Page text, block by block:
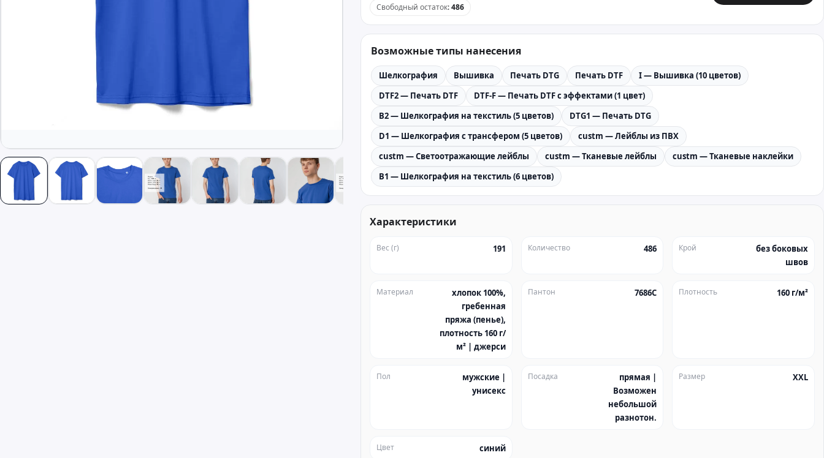
Свободный остаток:486
Возможные типы нанесения
Шелкография Вышивка Печать DTG Печать DTF
I — Вышивка (10 цветов)
DTF2 — Печать DTF
DTF-F — Печать DTF с эффектами (1 цвет)
B2 — Шелкография на текстиль (5 цветов)
DTG1 — Печать DTG
D1 — Шелкография с трансфером (5 цветов)
custm — Лейблы из ПВХ
custm — Светоотражающие лейблы
custm — Тканевые лейблы
custm — Тканевые наклейки
B1 — Шелкография на текстиль (6 цветов)
Характеристики
Вес (г) 191 Количество 486 Крой
без боковых
швов
Материал
хлопок 100%,
гребенная
пряжа (пенье),
плотность 160 г/
м² | джерси
Пантон 7686C Плотность 160 г/м²
Пол
мужские |
унисекс
Посадка
прямая |
Возможен
небольшой
разнотон.
Размер XXL
Цвет синий